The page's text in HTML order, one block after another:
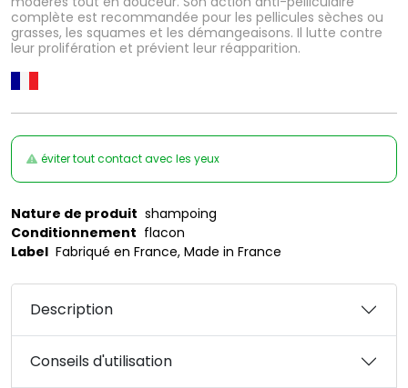
complète est recommandée pour les pellicules sèches ou
grasses, les squames et les démangeaisons. Il lutte contre
leur prolifération et prévient leur réapparition.
éviter tout contact avec les yeux
Nature de produit shampoing
Conditionnement flacon
Label Fabriqué en France, Made in France
Description
Conseils d'utilisation